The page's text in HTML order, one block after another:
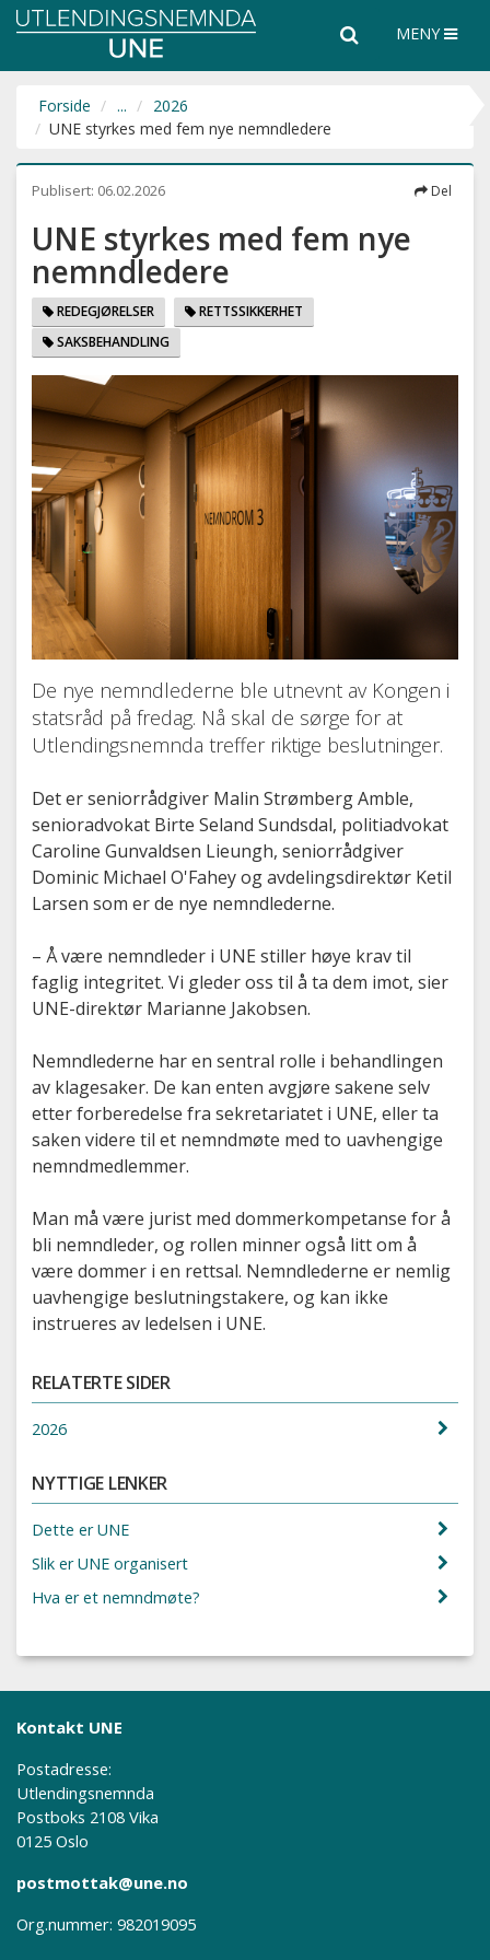
Utlendingsnemnda
hele
Søk MENY
Forside ...
2026
UNE styrkes med fem nye nemndledere
Publisert: 06.02.2026 Del
UNE styrkes med fem nye
nemndledere
REDEGJØRELSER
RETTSSIKKERHET
SAKSBEHANDLING
De nye nemndlederne ble utnevnt av Kongen i
statsråd på fredag. Nå skal de sørge for at
Utlendingsnemnda treffer riktige beslutninger.
Det er seniorrådgiver Malin Strømberg Amble,
senioradvokat Birte Seland Sundsdal, politiadvokat
Caroline Gunvaldsen Lieungh, seniorrådgiver
Dominic Michael O'Fahey og avdelingsdirektør Ketil
Larsen som er de nye nemndlederne.
– Å være nemndleder i UNE stiller høye krav til
faglig integritet. Vi gleder oss til å ta dem imot, sier
UNE-direktør Marianne Jakobsen.
Nemndlederne har en sentral rolle i behandlingen
av klagesaker. De kan enten avgjøre sakene selv
etter forberedelse fra sekretariatet i UNE, eller ta
saken videre til et nemndmøte med to uavhengige
nemndmedlemmer.
Man må være jurist med dommerkompetanse for å
bli nemndleder, og rollen minner også litt om å
være dommer i en rettsal. Nemndlederne er nemlig
uavhengige beslutningstakere, og kan ikke
instrueres av ledelsen i UNE.
RELATERTE SIDER
2026
NYTTIGE LENKER
Dette er UNE
Slik er UNE organisert
Hva er et nemndmøte?
Kontakt UNE
Postadresse:
Utlendingsnemnda
Postboks 2108 Vika
0125 Oslo
postmottak@une.no
Org.nummer: 982019095